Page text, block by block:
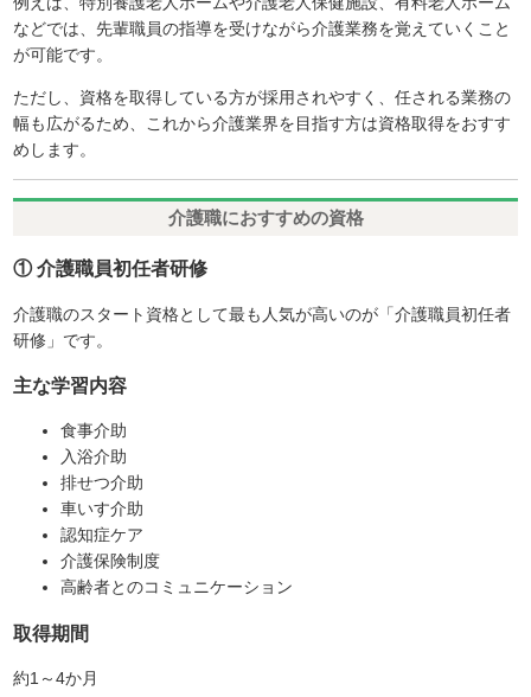
などでは、先輩職員の指導を受けながら介護業務を覚えていくこと
が可能です。
ただし、資格を取得している方が採用されやすく、任される業務の
幅も広がるため、これから介護業界を目指す方は資格取得をおすす
めします。
介護職におすすめの資格
① 介護職員初任者研修
介護職のスタート資格として最も人気が高いのが「介護職員初任者
研修」です。
主な学習内容
食事介助
入浴介助
排せつ介助
車いす介助
認知症ケア
介護保険制度
高齢者とのコミュニケーション
取得期間
約1～4か月